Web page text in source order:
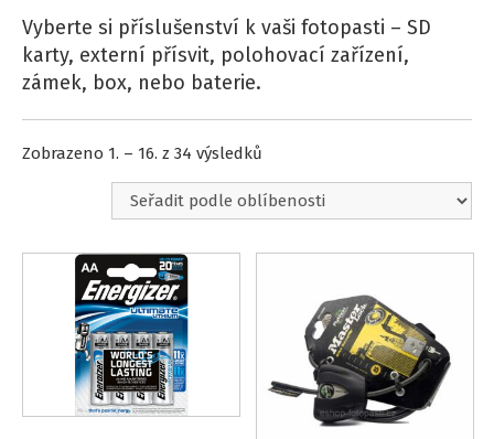
Vyberte si příslušenství k vaši fotopasti – SD
karty, externí přísvit, polohovací zařízení,
zámek, box, nebo baterie.
Zobrazeno 1. – 16. z 34 výsledků
oblíbenosti